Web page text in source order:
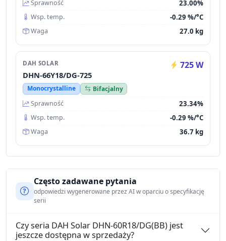
Sprawność
23.00%
Wsp. temp. -0.29 %/°C
Waga 27.0 kg
DAH SOLAR 725 W
DHN-66Y18/DG-725
Monocrystalline
Bifacjalny
Sprawność
23.34%
Wsp. temp. -0.29 %/°C
Waga 36.7 kg
Często zadawane pytania
odpowiedzi wygenerowane przez AI w oparciu o specyfikację
serii
Czy seria DAH Solar DHN-60R18/DG(BB) jest
jeszcze dostępna w sprzedaży?